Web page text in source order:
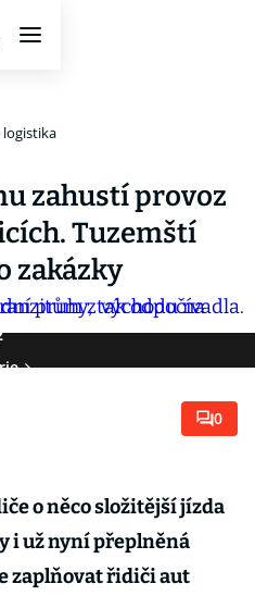
logistika
zahustí provoz
Tuzemští
zakázky
0
o něco složitější jízda
i už nyní přeplněná
zaplňovat řidiči aut